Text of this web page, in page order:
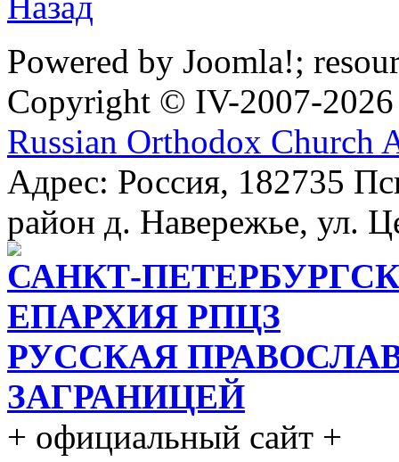
Powered by Joomla!;
Copyright © IV-2007-2026
Russian Orthodox Church
Адрес: Россия, 182735
район д. Навережье, ул.
САНКТ-
ЕПАРХИЯ РПЦЗ
РУССКАЯ
ЗАГРАНИЦЕЙ
+ официальный сайт +